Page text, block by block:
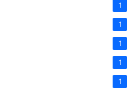
1
1
1
1
1